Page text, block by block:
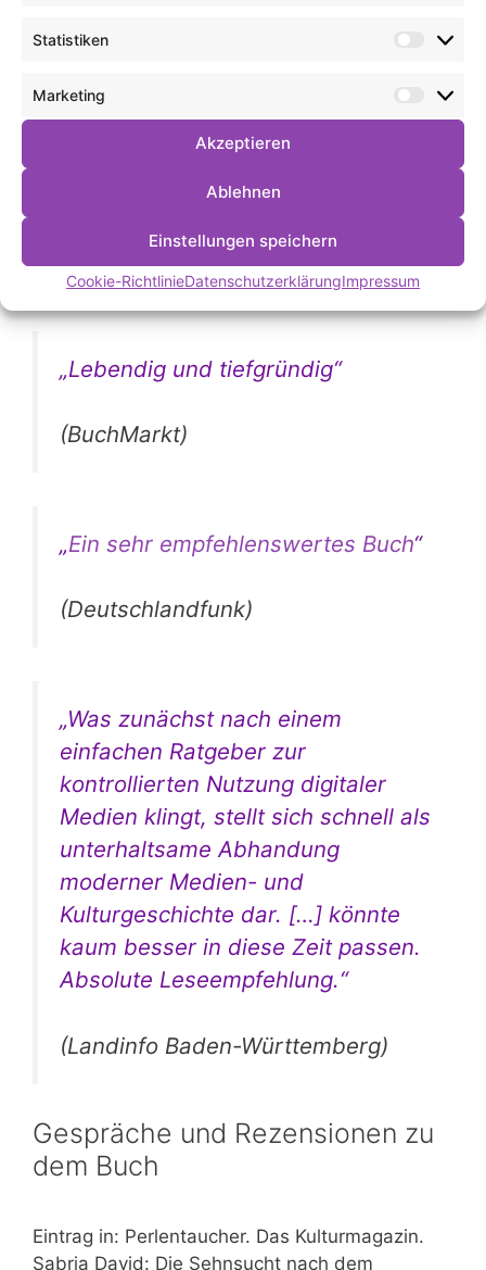
Statistiken
Marketing
Akzeptieren
Ablehnen
Einstellungen speichern
Cookie-RichtlinieDatenschutzerklärungImpressum
Stay tuned!
Verlagsinfo
support your local bookstore
Was uns ins Netz zieht
„Lebendig und tiefgründig“
(BuchMarkt)
„Ein sehr empfehlenswertes Buch“
(Deutschlandfunk)
„Was zunächst nach einem
einfachen Ratgeber zur
kontrollierten Nutzung digitaler
Medien klingt, stellt sich schnell als
unterhaltsame Abhandung
moderner Medien- und
Kulturgeschichte dar. […] könnte
kaum besser in diese Zeit passen.
Absolute Leseempfehlung.“
(Landinfo Baden-Württemberg)
Gespräche und Rezensionen zu
dem Buch
Eintrag in: Perlentaucher. Das Kulturmagazin.
Sabria David: Die Sehnsucht nach dem